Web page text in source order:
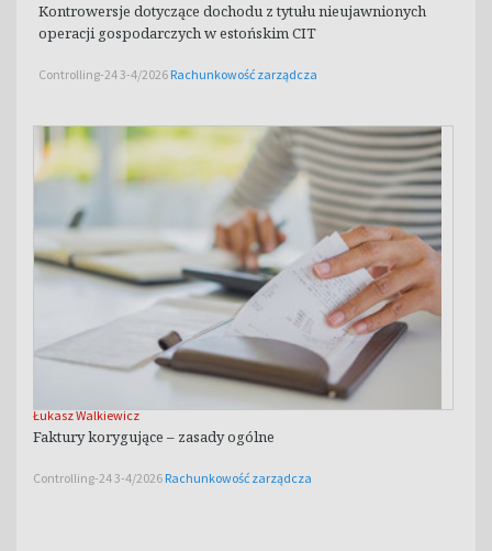
Kontrowersje dotyczące dochodu z tytułu nieujawnionych
operacji gospodarczych w estońskim CIT
Controlling-24 3-4/2026 Rachunkowość zarządcza
Łukasz Walkiewicz
Faktury korygujące – zasady ogólne
Controlling-24 3-4/2026 Rachunkowość zarządcza